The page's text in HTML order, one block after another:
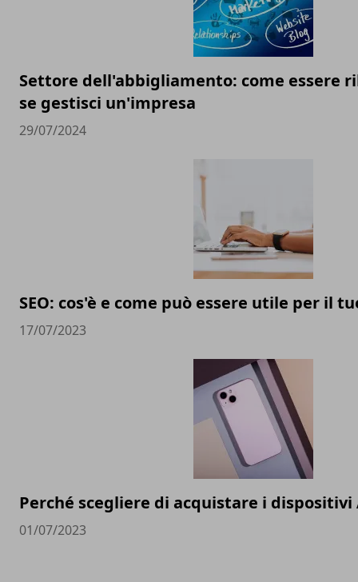
Settore dell'abbigliamento: come essere
se gestisci un'impresa
29/07/2024
SEO: cos'è e come può essere utile per il
17/07/2023
Perché scegliere di acquistare i dispositivi
01/07/2023